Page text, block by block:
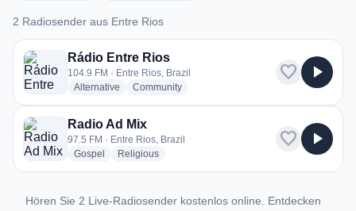
2 Radiosender aus Entre Rios
2 Radiosender aus Entre Rios
Rádio Entre Rios
104.9 FM · Entre Rios, Brazil
Alternative radio stations
Communityradio stations
favorite play_arrow
Radio Ad Mix
97.5 FM · Entre Rios, Brazil
Gospel
radio stations
Religiousradio stations
favorite play_arrow
Hören Sie 2 Live-Radiosender kostenlos online. Entdecken